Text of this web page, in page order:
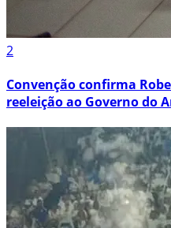
2
Convenção confirma
reeleição ao Governo do